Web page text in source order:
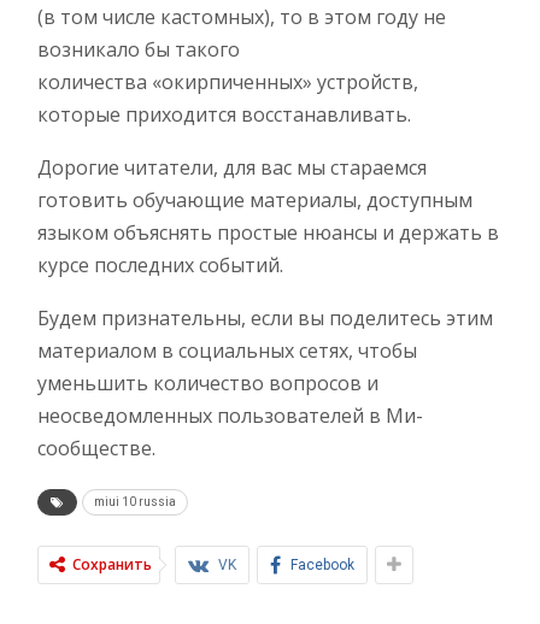
(в том числе кастомных), то в этом году не
возникало бы такого
количества «окирпиченных» устройств,
которые приходится восстанавливать.
Дорогие читатели, для вас мы стараемся
готовить обучающие материалы, доступным
языком объяснять простые нюансы и держать в
курсе последних событий.
Будем признательны, если вы поделитесь этим
материалом в социальных сетях, чтобы
уменьшить количество вопросов и
неосведомленных пользователей в Ми-
сообществе.
miui 10 russia
Сохранить VK Facebook